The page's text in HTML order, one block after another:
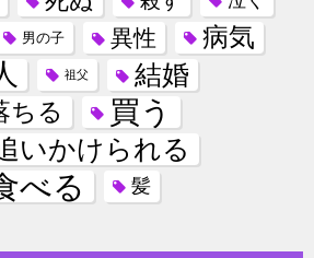
男の子 異性 病気
祖父 結婚
ちる 買う
いかけられる
べる 髪